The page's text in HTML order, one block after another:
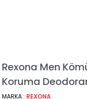
Rexona Men
Koruma
MARKA : REXONA